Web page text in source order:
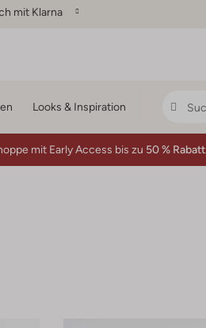
mit Klarna
Looks & Inspiration
mit Early Access bis zu 50 % Rabatt.